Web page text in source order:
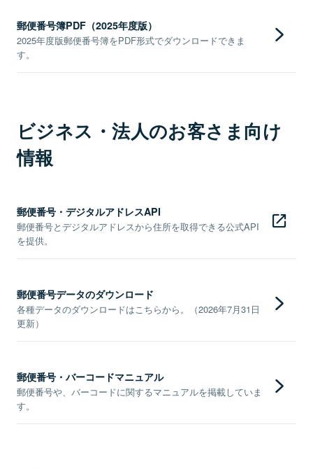
郵便番号簿PDF（2025年度版）
2025年度版郵便番号簿をPDF形式でダウンロードできま
す。
ビジネス・法人のお客さま向け
情報
郵便番号・デジタルアドレスAPI
郵便番号とデジタルアドレスから住所を取得できる公式API
を提供。
郵便番号データのダウンロード
各種データのダウンロードはこちらから。（2026年7月31日
更新）
郵便番号・バーコードマニュアル
郵便番号や、バーコードに関するマニュアルを掲載していま
す。